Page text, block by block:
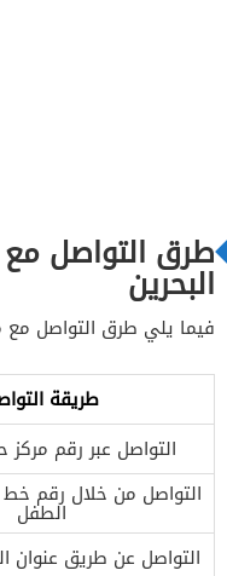
طرق التواصل
البحرين
فيما يلي طرق التواصل
طريقة
التواصل عبر رقم
التواصل من خلال رقم
الطفل
التواصل عن طريق عنوان